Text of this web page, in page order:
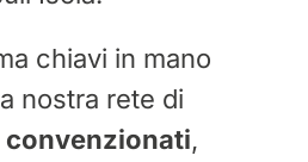
chiavi in mano
nostra rete di
,